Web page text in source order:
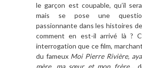
le garçon est coupable, qu’il
mais se pose une
passionnante dans les histoires
comment en est-il arrivé là ?
interrogation que ce film,
du fameux Moi Pierre Rivière,
mère, ma sœur et mon frère…